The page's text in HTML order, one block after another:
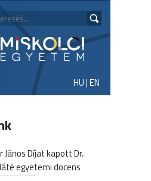
HU|EN
János Díjat kapott Dr.
egyetemi docens